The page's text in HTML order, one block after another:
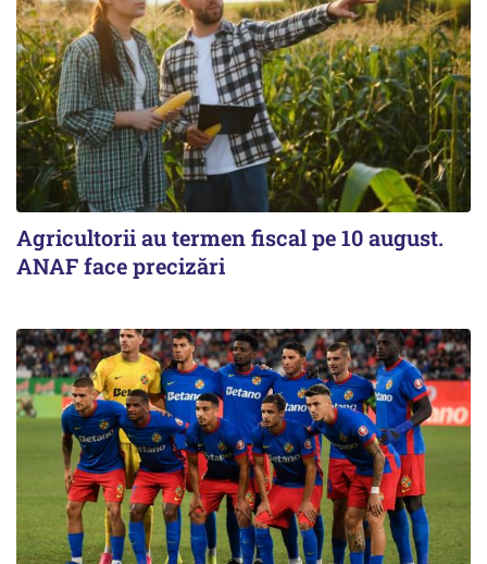
Agricultorii au termen fiscal pe 10 august.
ANAF face precizări